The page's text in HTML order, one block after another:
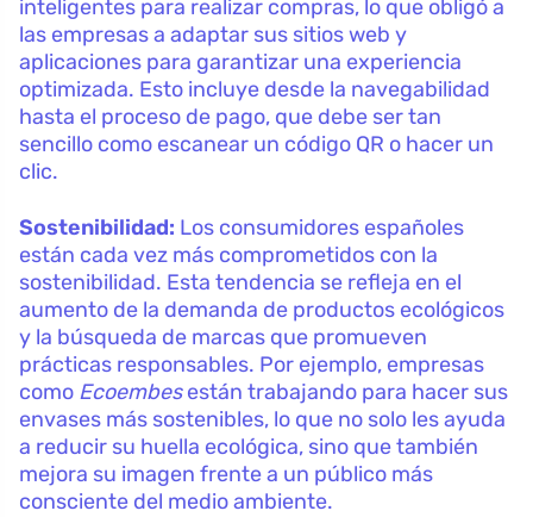
inteligentes para realizar compras, lo que obligó a
las empresas a adaptar sus sitios web y
aplicaciones para garantizar una experiencia
optimizada. Esto incluye desde la navegabilidad
hasta el proceso de pago, que debe ser tan
sencillo como escanear un código QR o hacer un
clic.
Sostenibilidad: Los consumidores españoles
están cada vez más comprometidos con la
sostenibilidad. Esta tendencia se refleja en el
aumento de la demanda de productos ecológicos
y la búsqueda de marcas que promueven
prácticas responsables. Por ejemplo, empresas
como Ecoembesestán trabajando para hacer sus
envases más sostenibles, lo que no solo les ayuda
a reducir su huella ecológica, sino que también
mejora su imagen frente a un público más
consciente del medio ambiente.